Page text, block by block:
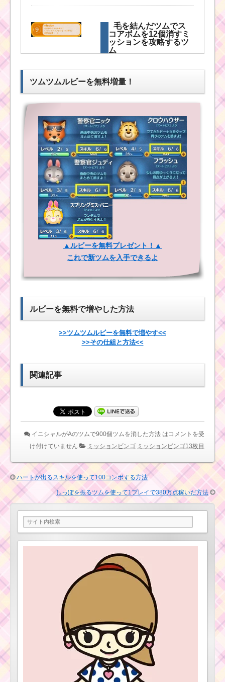
黒色のツムで8回フィー
レイ5,000,000点稼ぐミ
ッションを攻略するツ
ム
くまのプーさんシリー
ズでツムを655個消す
ミッションを攻略する
ツム
白い手のツムでスキル
を5回使うミッションを
攻略するツム
すを攻略する方法
毛を結んだツムでス
コアボムを12個消すミ
ッションを攻略するツ
ム
ほっぺが赤いツムで
ウサギのツムを使っ
て合計6000コインを稼
ぐのに効率の良いツム
茶色のツムでスキル
を14回使うミッション
を攻略するツム
ツムを合計で3500個消
すを攻略する方法
消去系スキルのツム
で合計800万点稼ぐミ
ッションを攻略するツ
まつ毛のあるツムで
ミッキー＆フレンズ
シリーズで275万点稼
るツム
ミッキー＆フレンズ
シリーズシリーズを
100個消すミッション
を攻略するツム
青色のツムを使って1
プレイでマジカルボム
を20個消す方法
フィーバータイムと
は？ツムツム攻略のカ
ギを握る5つのメリット
青いツムで経験
値を合計
2300EXPを効率よく稼
ぐ方法
ツムツムルビーを無料増量！
▲ルビーを無料プレゼント！▲
これで新ツムを入手できるよ
ルビーを無料で増やした方法
>>ツムツムルビーを無料で増やす<<
>>その仕組と方法<<
関連記事
イニシャルがAのツムで900個ツムを消した方法 は コメントを受
け付けていません
ミッションビンゴ ミッションビンゴ13枚目
ハートが出るスキルを使って100コンボする方法
しっぽを振るツムを使って1プレイで380万点稼いだ方法